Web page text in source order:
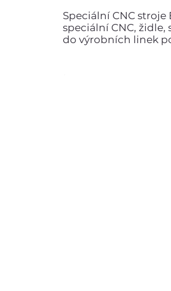
Speciální CNC
speciální CNC,
do výrobních linek